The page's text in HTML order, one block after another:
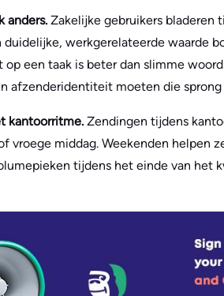
anders. Zakelijke gebruikers bladeren
duidelijke, werkgerelateerde waarde
een taak is beter dan slimme
afzenderidentiteit moeten die
kantoorritme. Zendingen tijdens
vroege middag. Weekenden helpen
tijdens het einde van het